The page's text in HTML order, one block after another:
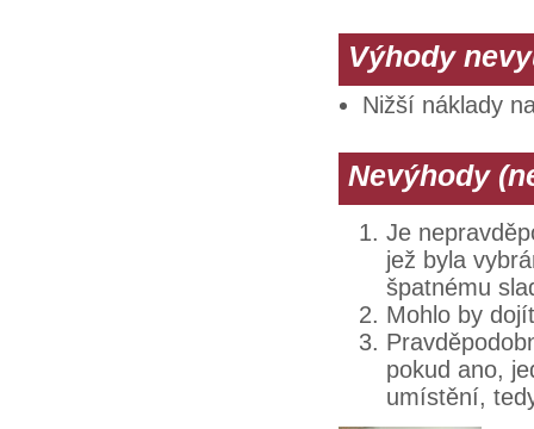
Výhody
Nižší náklady
Nevýhody
Je
jež byla
špatnému
Mohlo by
pokud ano,
umístění,